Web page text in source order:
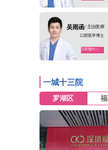
吴雨函/ 主治医师
口腔医学博士
立即预约>>
一城十三院
罗湖区